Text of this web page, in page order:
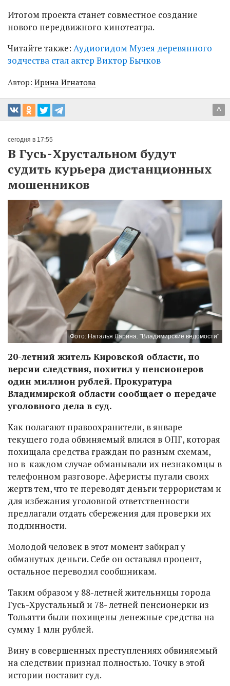
Итогом проекта станет совместное создание
нового передвижного кинотеатра.
Читайте также: Аудиогидом Музея деревянного
зодчества стал актер Виктор Бычков
Автор: Ирина Игнатова
^
сегодня в 17:55
В Гусь-Хрустальном будут
судить курьера дистанционных
мошенников
Фото: Наталья Ларина. "Владимирские ведомости"
20-летний житель Кировской области, по
версии следствия, похитил у пенсионеров
один миллион рублей. Прокуратура
Владимирской области сообщает о передаче
уголовного дела в суд.
Как полагают правоохранители, в январе
текущего года обвиняемый влился в ОПГ, которая
похищала средства граждан по разным схемам,
но в каждом случае обманывали их незнакомцы в
телефонном разговоре. Аферисты пугали своих
жертв тем, что те переводят деньги террористам и
для избежания уголовной ответственности
предлагали отдать сбережения для проверки их
подлинности.
Молодой человек в этот момент забирал у
обманутых деньги. Себе он оставлял процент,
остальное переводил сообщникам.
Таким образом у 88-летней жительницы города
Гусь-Хрустальный и 78- летней пенсионерки из
Тольятти были похищены денежные средства на
сумму 1 млн рублей.
Вину в совершенных преступлениях обвиняемый
на следствии признал полностью. Точку в этой
истории поставит суд.